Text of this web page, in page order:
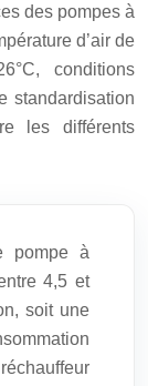
des pompes à
d’air de
conditions
standardisation
les différents
pompe à
4,5 et
soit une